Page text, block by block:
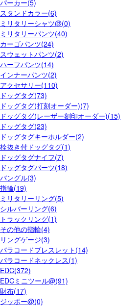
パーカー(5)
スタンドカラー(6)
ミリタリーシャツ@(0)
ミリタリーパンツ(40)
カーゴパンツ(24)
スウェットパンツ(2)
ハーフパンツ(14)
インナーパンツ(2)
アクセサリー(110)
ドッグタグ(73)
ドッグタグ(打刻オーダー)(7)
ドッグタグ(レーザー刻印オーダー)(15)
ドッグタグ(23)
ドッグタグキーホルダー(2)
栓抜き付ドッグタグ(1)
ドッグタグナイフ(7)
ドッグタグパーツ(18)
バングル(3)
指輪(19)
ミリタリーリング(5)
シルバーリング(6)
トラックリング(1)
その他の指輪(4)
リングゲージ(3)
パラコードブレスレット(14)
パラコードネックレス(1)
EDC(372)
EDCミニツール@(91)
財布(17)
ジッポー@(0)